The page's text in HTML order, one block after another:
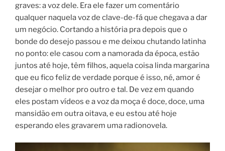
graves: a voz dele. Era ele fazer um comentário
qualquer naquela voz de clave-de-fá que chegava a dar
um negócio. Cortando a história pra depois que o
bonde do desejo passou e me deixou chutando latinha
no ponto: ele casou com a namorada da época, estão
juntos até hoje, têm filhos, aquela coisa linda margarina
que eu fico feliz de verdade porque é isso, né, amor é
desejar o melhor pro outro e tal. De vez em quando
eles postam vídeos e a voz da moça é doce, doce, uma
mansidão em outra oitava, e eu estou até hoje
esperando eles gravarem uma radionovela.